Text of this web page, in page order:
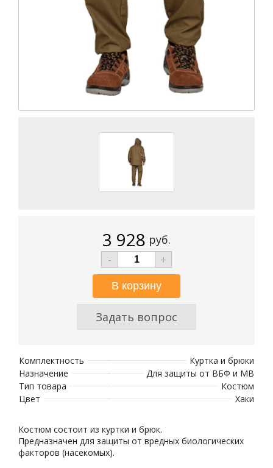
3 928 руб.
-
+
Задать вопрос
Комплектность
Куртка и брюки
Назначение
Для защиты от ВБФ и МВ
Тип товара
Костюм
Цвет
Хаки
Костюм состоит из куртки и брюк.
Предназначен для защиты от вредных биологических
факторов (насекомых).